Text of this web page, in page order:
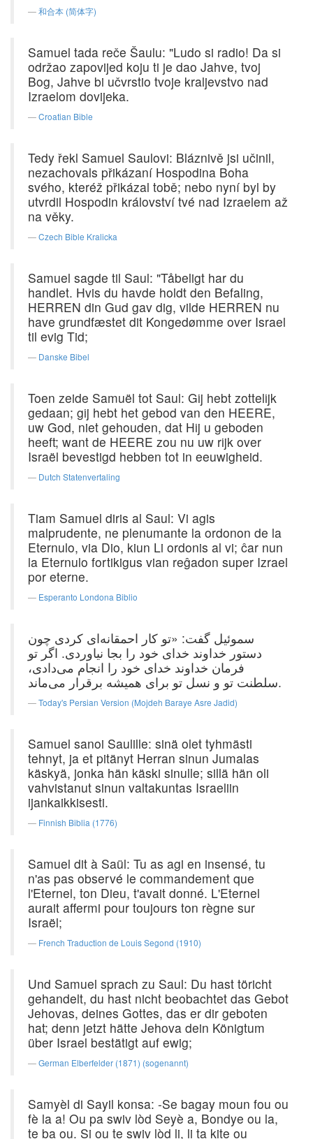
和合本 (简体字)
Samuel tada reče Šaulu: "Ludo si radio! Da si
održao zapovijed koju ti je dao Jahve, tvoj
Bog, Jahve bi učvrstio tvoje kraljevstvo nad
Izraelom dovijeka.
Croatian Bible
Tedy řekl Samuel Saulovi: Bláznivě jsi učinil,
nezachovals přikázaní Hospodina Boha
svého, kteréž přikázal tobě; nebo nyní byl by
utvrdil Hospodin království tvé nad Izraelem až
na věky.
Czech Bible Kralicka
Samuel sagde til Saul: "Tåbeligt har du
handlet. Hvis du havde holdt den Befaling,
HERREN din Gud gav dig, vilde HERREN nu
have grundfæstet dit Kongedømme over Israel
til evig Tid;
Danske Bibel
Toen zeide Samuël tot Saul: Gij hebt zottelijk
gedaan; gij hebt het gebod van den HEERE,
uw God, niet gehouden, dat Hij u geboden
heeft; want de HEERE zou nu uw rijk over
Israël bevestigd hebben tot in eeuwigheid.
Dutch Statenvertaling
Tiam Samuel diris al Saul: Vi agis
malprudente, ne plenumante la ordonon de la
Eternulo, via Dio, kiun Li ordonis al vi; ĉar nun
la Eternulo fortikigus vian reĝadon super Izrael
por eterne.
Esperanto Londona Biblio
سموئیل گفت: «تو کار احمقانه‌ای کردی چون
دستور خداوند خدای خود را بجا نیاوردی. اگر تو
فرمان خداوند خدای خود را انجام می‌دادی،
سلطنت تو و نسل تو برای همیشه برقرار می‌ماند.
Today's Persian Version (Mojdeh Baraye Asre Jadid)
Samuel sanoi Saulille: sinä olet tyhmästi
tehnyt, ja et pitänyt Herran sinun Jumalas
käskyä, jonka hän käski sinulle; sillä hän oli
vahvistanut sinun valtakuntas Israeliin
ijankaikkisesti.
Finnish Biblia (1776)
Samuel dit à Saül: Tu as agi en insensé, tu
n'as pas observé le commandement que
l'Eternel, ton Dieu, t'avait donné. L'Eternel
aurait affermi pour toujours ton règne sur
Israël;
French Traduction de Louis Segond (1910)
Und Samuel sprach zu Saul: Du hast töricht
gehandelt, du hast nicht beobachtet das Gebot
Jehovas, deines Gottes, das er dir geboten
hat; denn jetzt hätte Jehova dein Königtum
über Israel bestätigt auf ewig;
German Elberfelder (1871) (sogenannt)
Samyèl di Sayil konsa: -Se bagay moun fou ou
fè la a! Ou pa swiv lòd Seyè a, Bondye ou la,
te ba ou. Si ou te swiv lòd li, li ta kite ou